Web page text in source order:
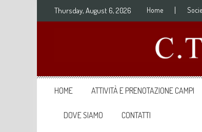
Skip to content
Thursday, August 6, 2026 Home
HOME ATTIVITÀ E PRENOTAZIONE CAMPI
DOVE SIAMO CONTATTI